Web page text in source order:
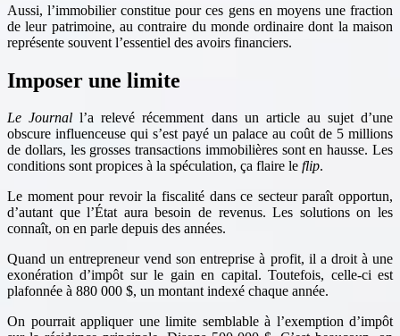
Aussi, l’immobilier constitue pour ces gens en moyens une fraction
de leur patrimoine, au contraire du monde ordinaire dont la maison
représente souvent l’essentiel des avoirs financiers.
Imposer une limite
Le Journal l’a relevé récemment dans un article au sujet d’une
obscure influenceuse qui s’est payé un palace au coût de 5 millions
de dollars, les grosses transactions immobilières sont en hausse. Les
conditions sont propices à la spéculation, ça flaire le flip.
Le moment pour revoir la fiscalité dans ce secteur paraît opportun,
d’autant que l’État aura besoin de revenus. Les solutions on les
connaît, on en parle depuis des années.
Quand un entrepreneur vend son entreprise à profit, il a droit à une
exonération d’impôt sur le gain en capital. Toutefois, celle-ci est
plafonnée à 880 000 $, un montant indexé chaque année.
On pourrait appliquer une limite semblable à l’exemption d’impôt